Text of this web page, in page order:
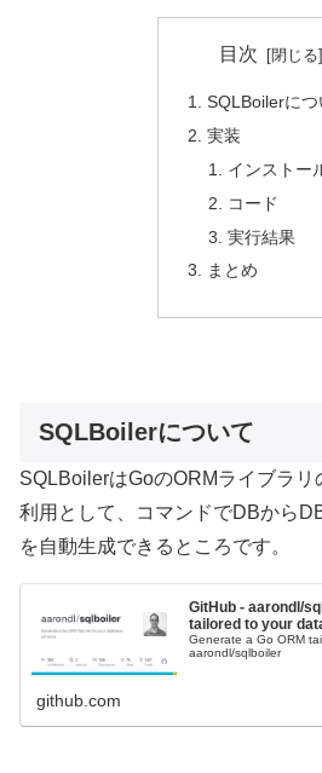
目次
SQLBoilerにつ
実装
インストー
コード
実行結果
まとめ
SQLBoilerについて
SQLBoilerはGoのORMライブラリ
利用として、コマンドでDBから
を自動生成できるところです。
GitHub - aarondl/
tailored to your
Generate a Go ORM
aarondl/sqlboiler
github.com